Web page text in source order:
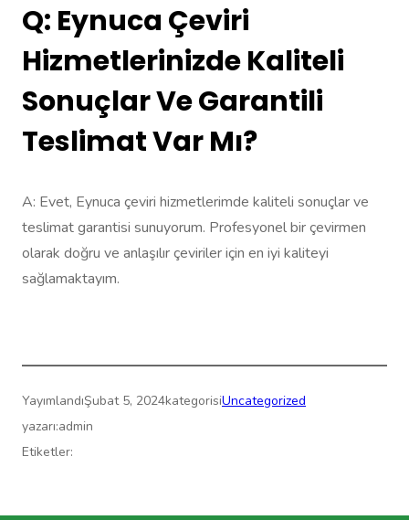
Q: Eynuca Çeviri
Hizmetlerinizde Kaliteli
Sonuçlar Ve Garantili
Teslimat Var Mı?
A: Evet, Eynuca çeviri hizmetlerimde kaliteli sonuçlar ve
teslimat garantisi sunuyorum. Profesyonel bir çevirmen
olarak doğru ve anlaşılır çeviriler için en iyi kaliteyi
sağlamaktayım.
YayımlandıŞubat 5, 2024kategorisiUncategorized
yazarı:admin
Etiketler: